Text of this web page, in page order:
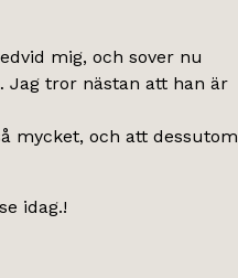
mig, och sover nu
Jag tror nästan att han är
mycket, och att dessutom
idag.!